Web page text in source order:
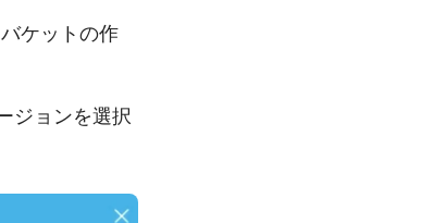
ケットの作
ジョンを選択